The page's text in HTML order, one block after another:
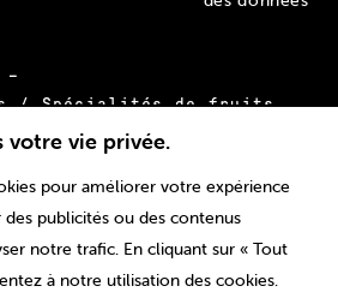
votre vie privée.
pour améliorer votre expérience
publicités ou des contenus
notre trafic. En cliquant sur « Tout
à notre utilisation des cookies.
–
/ Spécialités de fruits
20
55 00